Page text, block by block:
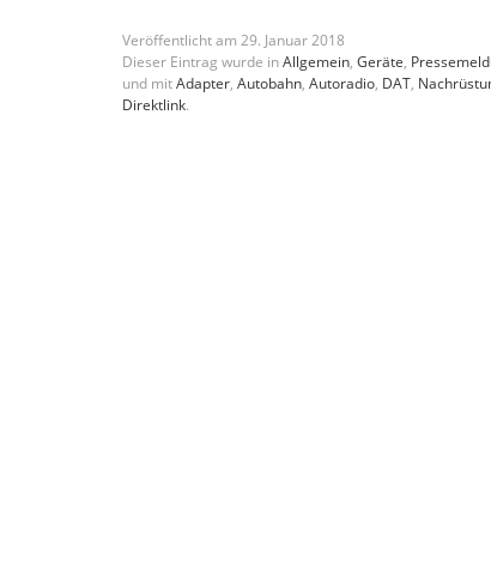
Veröffentlicht am 29. Januar2018
Dieser Eintrag wurde inAllgemein, Geräte,
und mitAdapter, Autobahn, Autoradio, DAT,
Direktlink.